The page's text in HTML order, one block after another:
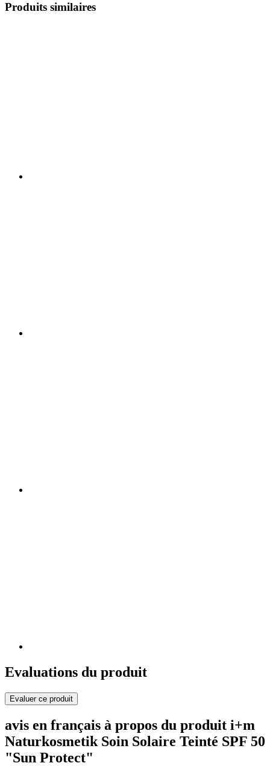
Produits similaires
Evaluations du produit
Evaluer ce produit
avis en français à propos du produit i+m
Naturkosmetik Soin Solaire Teinté SPF 50
"Sun Protect"